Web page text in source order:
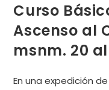
Curso
Ascenso al
msnm. 20
En una expedición